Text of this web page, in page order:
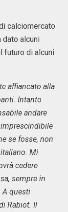
calciomercato
dato alcuni
futuro di alcuni
affiancato alla
Intanto
andare
se fosse, non
Mi
cedere
sempre in
A questi
Rabiot. Il